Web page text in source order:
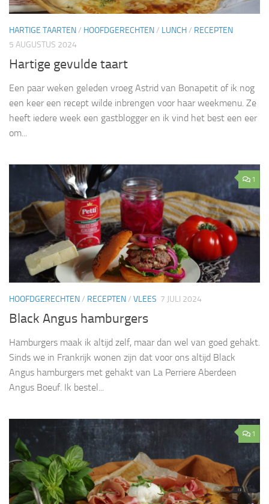
HARTIGE TAARTEN/ HOOFDGERECHTEN/ LUNCH/ RECEPTEN
5 AUGUSTUS 2024
Hartige gevulde taart
Een paar weken geleden vroeg Astrid van Bonapetit of ik nog
een keer een recept wilde inbrengen voor haar weekmenu. Ze
heeft iedere week een gastblogger en ik vind het best een eer
om...
1
HOOFDGERECHTEN/ RECEPTEN/ VLEES 7 JULI 2024
Black Angus hamburgers
Hamburgers maak ik altijd zelf, maar dan wel van goed gehakt.
Sinds we in Frankrijk wonen zijn dat voor ons altijd Black
Angus hamburgers met gehakt van La Perriere Aberdeen
Angus Boeuf. Ik bestel...
1